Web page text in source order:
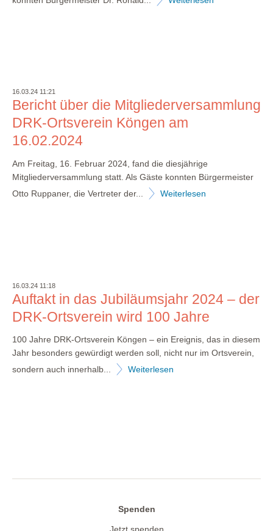
16.03.24 11:21
Bericht über die Mitgliederversammlung
DRK-Ortsverein Köngen am
16.02.2024
Am Freitag, 16. Februar 2024, fand die diesjährige
Mitgliederversammlung statt. Als Gäste konnten Bürgermeister
Otto Ruppaner, die Vertreter der...
Weiterlesen
16.03.24 11:18
Auftakt in das Jubiläumsjahr 2024 – der
DRK-Ortsverein wird 100 Jahre
100 Jahre DRK-Ortsverein Köngen – ein Ereignis, das in diesem
Jahr besonders gewürdigt werden soll, nicht nur im Ortsverein,
sondern auch innerhalb...
Weiterlesen
Spenden